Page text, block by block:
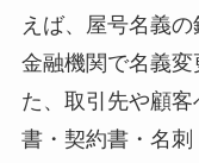
えば、屋号名義
金融機関で名義
た、取引先や顧
書・契約書・名